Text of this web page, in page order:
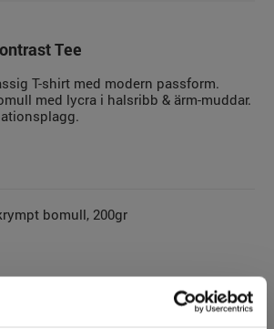
Tee
T-shirt med modern passform.
med lycra i halsribb & ärm-muddar.
bomull, 200gr